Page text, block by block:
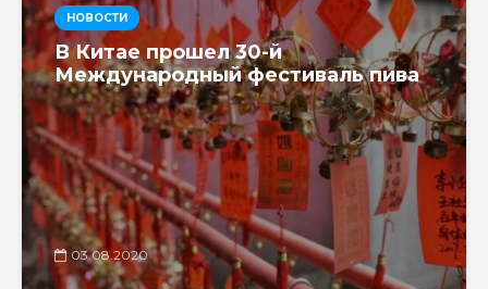
НОВОСТИ
В Китае прошел 30-й
Международный фестиваль пива
03.08.2020